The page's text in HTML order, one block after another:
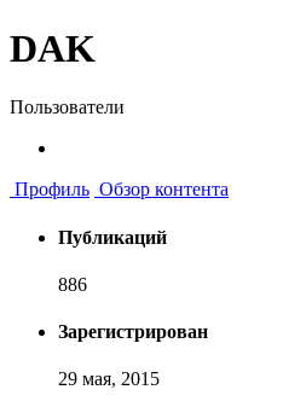
DAK
Пользователи
Профиль Обзор контента
Публикаций
886
Зарегистрирован
29 мая, 2015